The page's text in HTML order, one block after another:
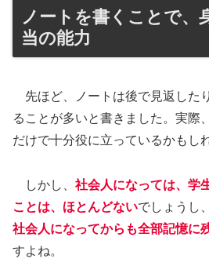
ノートを書くことで、
当の能力
先ほど、ノートは後で見返した
ることが多いと書きました。実際
だけで十分役に立っているかもし
しかし、 社会人になっては、学
ことは、ほとんどないでしょうし、
社会人になってからも全部記憶に
すよね。